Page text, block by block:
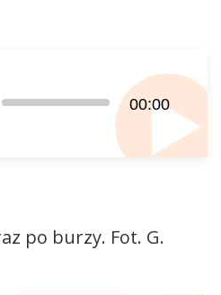
00:00
po burzy. Fot. G.